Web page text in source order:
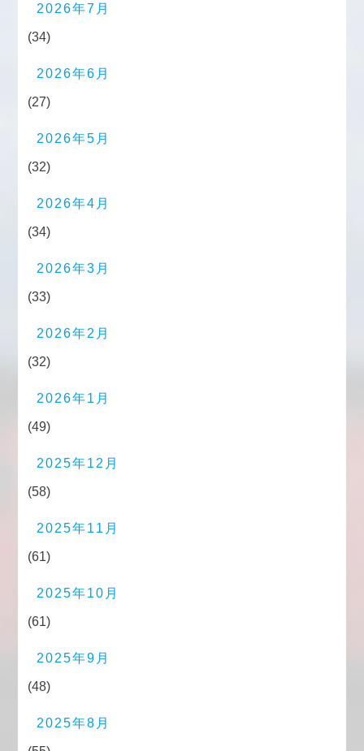
2026年7月
(34)
2026年6月
(27)
2026年5月
(32)
2026年4月
(34)
2026年3月
(33)
2026年2月
(32)
2026年1月
(49)
2025年12月
(58)
2025年11月
(61)
2025年10月
(61)
2025年9月
(48)
2025年8月